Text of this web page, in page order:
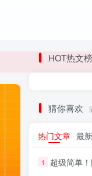
新各大精品创业项目！
HOT热文榜
猜你喜欢
热门文章 最
1 超级简单！同